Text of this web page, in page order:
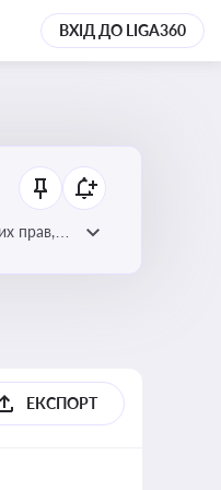
ВХІД ДО LIGA360
прав,
ЕКСПОРТ